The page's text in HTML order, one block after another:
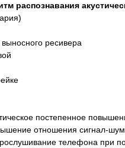
распознавания
ресивера
постепенное
отношения сигнал-
телефона при